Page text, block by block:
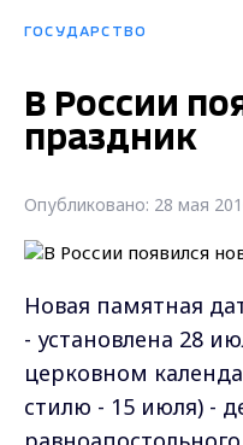
ГОСУДАРСТВО
В России
праздник
Опубликовано: 28 мая
Новая памятная
- установлена 28
церковном
стилю - 15 июля) -